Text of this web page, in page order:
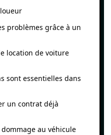
problèmes grâce à un
location de voiture
sont essentielles dans
un contrat déjà
au véhicule